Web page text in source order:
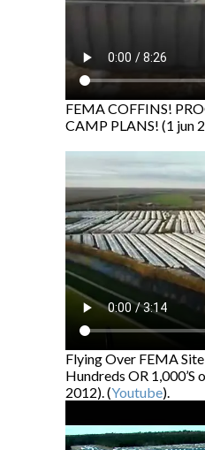
FEMA COFFINS!
CAMP PLANS! (1 jun
Flying Over FEMA
Hundreds OR 1,000’S
2012). (Youtube).